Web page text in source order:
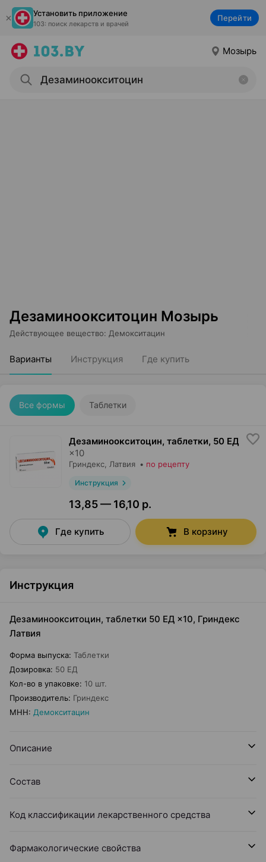
Установить приложение
103: поиск лекарств и врачей
Перейти
Мозырь
Дезаминоокситоцин Мозырь
Действующее вещество: Демокситацин
Варианты Инструкция Где купить
Все формы Таблетки
Дезаминоокситоцин, таблетки, 50 ЕД
×10
Гриндекс , Латвия • по рецепту
Инструкция
13,85 — 16,10 р.
Где купить В корзину
Инструкция
Дезаминоокситоцин, таблетки 50 ЕД ×10, Гриндекс
Латвия
Форма выпуска: Таблетки
Дозировка: 50 ЕД
Кол-во в упаковке: 10 шт.
Производитель: Гриндекс
МНН: Демокситацин
Описание
Состав
Код классификации лекарственного средства
Фармакологические свойства